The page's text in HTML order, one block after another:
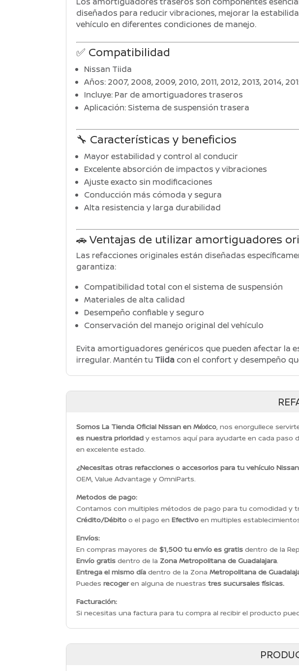
diseñados para reducir vibraciones, mejorar la
vehículo en diferentes condiciones de manejo.
✅ Compatibilidad
Nissan Tiida
Años: 2007, 2008, 2009, 2010, 2011, 2012, 2013, 2014,
Incluye: Par de amortiguadores traseros
Aplicación: Sistema de suspensión trasera
🔧 Características y beneficios
Mayor estabilidad y control al conducir
Excelente absorción de impactos y vibraciones
Ajuste exacto sin modificaciones
Conducción más cómoda y segura
Alta resistencia y larga durabilidad
🚗 Ventajas de utilizar amortiguadores
Las refacciones originales están diseñadas
garantiza:
Compatibilidad total con el sistema de suspensión
Materiales de alta calidad
Desempeño confiable y seguro
Conservación del manejo original del vehículo
Evita amortiguadores genéricos que pueden afectar la
irregular. Mantén tu Tiida con el confort y desempeño
Somos La Tienda Oficial Nissan en México , nos enorgullece
es nuestra prioridad y estamos aquí para ayudarte en cada paso
en excelente estado.
¿Necesitas otras refacciones o accesorios para tu vehículo
OEM, Value Advantage y OmniParts.
Metodos de pago:
Contamos con multiples métodos de pago para tu comodidad y
Crédito/Débito o el pago enEfectivo en multiples
Envíos:
En compras mayores de$1,500 tu envío es gratis dentro de la
Envío gratis dentro de la Zona Metropolitana de Guadalajara
Entrega el mismo día dentro de la ZonaMetropolitana de
Puedesrecogeren alguna de nuestrastres sucursales físicas.
Facturación:
Si necesitas una factura para tu compra al recibir el producto